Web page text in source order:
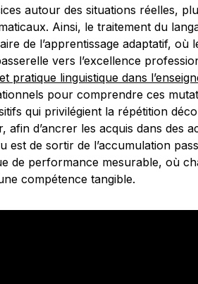
autour des situations réelles,
Ainsi, le traitement du
de l’apprentissage adaptatif,
vers l’excellence
pratique linguistique dans
pour comprendre ces
qui privilégient la répétition
afin d’ancrer les acquis dans des
est de sortir de l’accumulation
de performance mesurable, où
compétence tangible.